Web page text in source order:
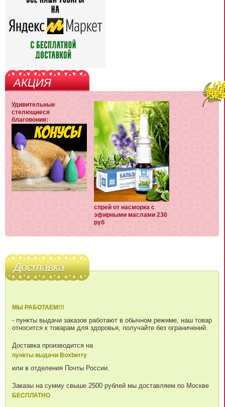
АКЦИЯ
Удивительные
стелющиеся
благовония:
спрей от насморка с
эфирными маслами 230
руб
Доставка
МЫ РАБОТАЕМ!!!
- пункты выдачи заказов работают в обычном режиме, наш товар
относится к товарам для здоровья, получайте без ограничений.
Доставка производится на
пункты выдачи Boxberry
или в отделения Почты России.
Заказы на сумму свыше 2500 рублей мы доставляем по Москве
БЕСПЛАТНО